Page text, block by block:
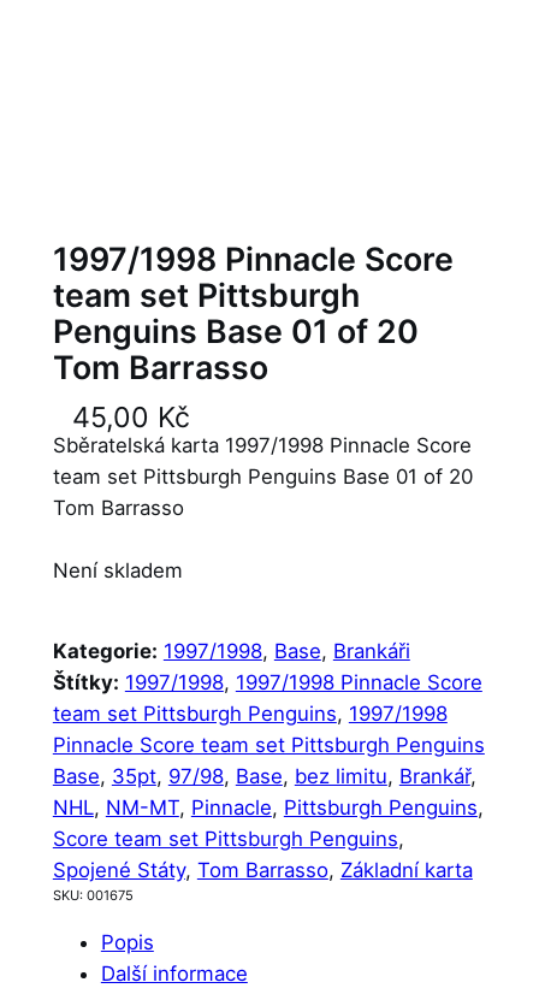
1997/1998 Pinnacle Score
team set Pittsburgh
Penguins Base 01 of 20
Tom Barrasso
45,00 Kč
Sběratelská karta 1997/1998 Pinnacle Score
team set Pittsburgh Penguins Base 01 of 20
Tom Barrasso
Není skladem
Kategorie: 1997/1998, Base, Brankáři
Štítky: 1997/1998, 1997/1998 Pinnacle Score
team set Pittsburgh Penguins, 1997/1998
Pinnacle Score team set Pittsburgh Penguins
Base, 35pt, 97/98, Base, bez limitu, Brankář
NHL, NM-MT, Pinnacle, Pittsburgh Penguins
Score team set Pittsburgh Penguins
Spojené Státy, Tom Barrasso, Základní karta
SKU: 001675
Popis
Další informace